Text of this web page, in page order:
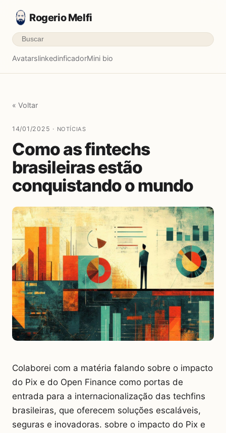
Rogerio Melfi
AvatarslinkedinficadorMini bio
« Voltar
14/01/2025 · NOTÍCIAS
Como as fintechs
brasileiras estão
conquistando o mundo
Colaborei com a matéria falando sobre o impacto
do Pix e do Open Finance como portas de
entrada para a internacionalização das techfins
brasileiras, que oferecem soluções escaláveis,
seguras e inovadoras. sobre o impacto do Pix e